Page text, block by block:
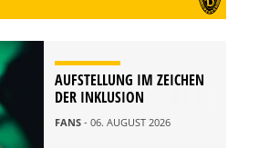
AUFSTELLUNG IM ZEICHEN
DER INKLUSION
FANS - 06. AUGUST 2026